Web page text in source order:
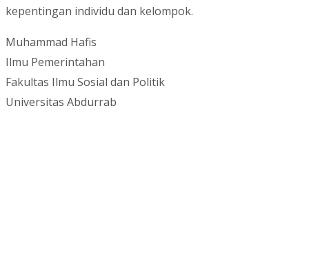
kepentingan individu dan kelompok.
Muhammad Hafis
Ilmu Pemerintahan
Fakultas Ilmu Sosial dan Politik
Universitas Abdurrab